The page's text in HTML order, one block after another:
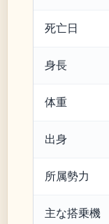
死亡日
身長
体重
出身
所属勢力
主な搭乗機